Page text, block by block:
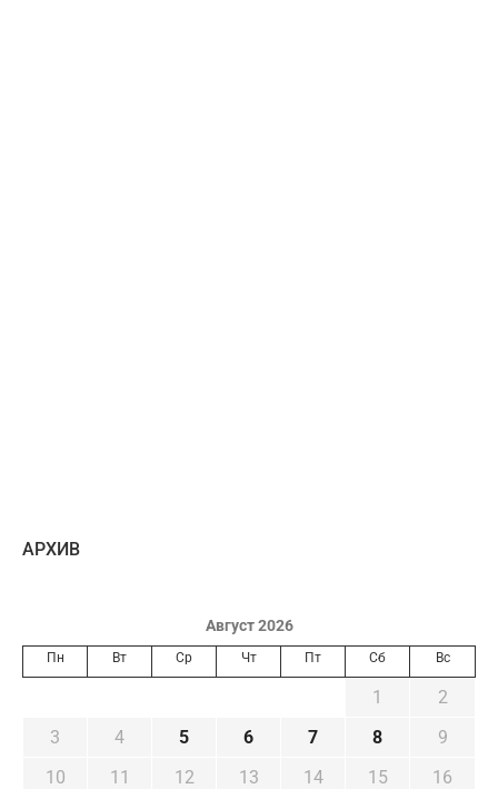
AРХИВ
Август 2026
Пн Вт Ср Чт Пт Сб Вс
1
2
3
4 5 6 7 8
9
10
11 12 13 14 15
16